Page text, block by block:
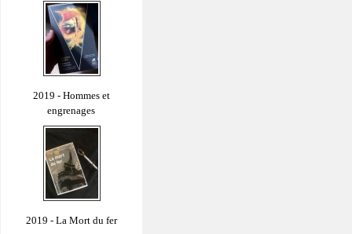
2019 - Hommes et
engrenages
2019 - La Mort du fer